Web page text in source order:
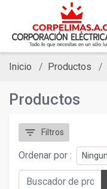
Inicio Productos
Productos
filter_list Filtros
Ordenar por :